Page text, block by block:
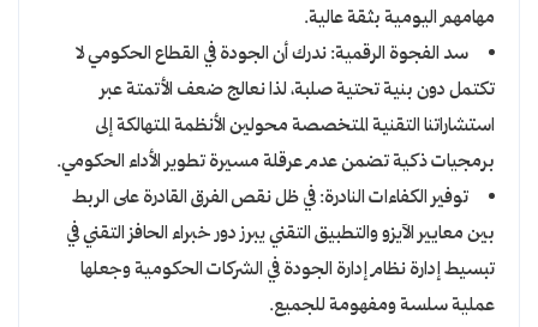
مهامهم اليومية بثقة عالية.
سد الفجوة الرقمية: ندرك أن الجودة في القطاع الحكومي لا
تكتمل دون بنية تحتية صلبة، لذا نعالج ضعف الأتمتة عبر
استشاراتنا التقنية المتخصصة محولين الأنظمة المتهالكة إلى
برمجيات ذكية تضمن عدم عرقلة مسيرة تطوير الأداء الحكومي.
توفير الكفاءات النادرة: في ظل نقص الفرق القادرة على الربط
بين معايير الآيزو والتطبيق التقني يبرز دور خبراء الحافز التقني في
تبسيط إدارة نظام إدارة الجودة في الشركات الحكومية وجعلها
عملية سلسة ومفهومة للجميع.